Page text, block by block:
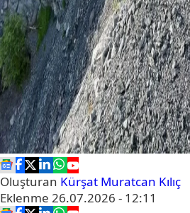
Oluşturan Kürşat Muratcan Kılıç
Eklenme 26.07.2026 - 12:11